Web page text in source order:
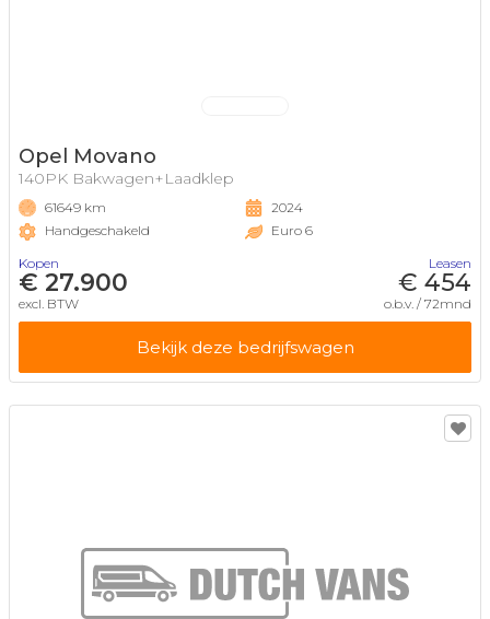
Opel Movano
140PK Bakwagen+Laadklep
61649 km
Handgeschakeld
2024
Euro 6
Kopen
€ 27.900
excl. BTW
Leasen
€ 454
o.b.v. / 72mnd
Bekijk deze bedrijfswagen